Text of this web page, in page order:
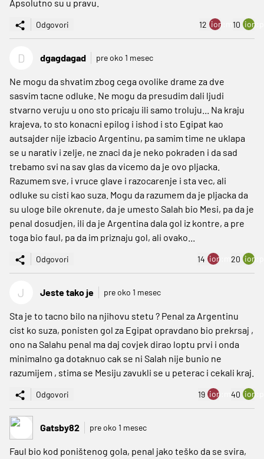
Apsolutno su u pravu.
Odgovori 12 ion:minus
10
D dgagdagad pre oko 1 mesec
Ne mogu da shvatim zbog cega ovolike drame za dve
sasvim tacne odluke. Ne mogu da presudim dali ljudi
stvarno veruju u ono sto pricaju ili samo troluju... Na kraju
krajeva, to sto konacni epilog i ishod i sto Egipat kao
autsajder nije izbacio Argentinu, pa samim time ne uklapa
se u narativ i zelje, ne znaci da je neko pokraden i da sad
trebamo svi na sav glas da vicemo da je ovo pljacka.
Razumem sve, i vruce glave i razocarenje i sta vec, ali
odluke su cisti kao suza. Mogu da razumem da je pljacka da
su uloge bile okrenute, da je umesto Salah bio Mesi, pa da je
penal dosudjen, ili da je Argentina dala gol iz kontre, a pre
toga bio faul, pa da im priznaju gol, ali ovako...
Odgovori 14 ion:minus
20
J Jeste tako je pre oko 1 mesec
Sta je to tacno bilo na njihovu stetu ? Penal za Argentinu
cist ko suza, ponisten gol za Egipat opravdano bio prekrsaj ,
ono na Salahu penal ma daj covjek dirao loptu prvi i onda
minimalno ga dotaknuo cak se ni Salah nije bunio ne
razumijem , stima se Mesiju zavukli se u peterac i cekali kraj.
Odgovori 19 ion:minus
40
Gatsby82 pre oko 1 mesec
Faul bio kod poništenog gola, penal jako teško da se svira,